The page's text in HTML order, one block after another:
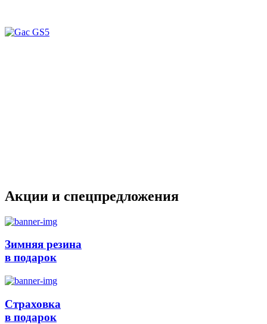
Акции и спецпредложения
Зимняя резина
в подарок
Страховка
в подарок